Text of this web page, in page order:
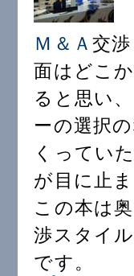
Ｍ＆Ａ交
面はどこ
ると思い
ーの選択
くってい
が目に止ま
この本は
渉スタイ
です。